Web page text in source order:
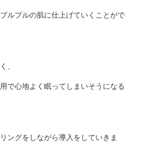
ルプルの肌に仕上げていくことがで
、
で心地よく眠ってしまいそうになる
ングをしながら導入をしていきま